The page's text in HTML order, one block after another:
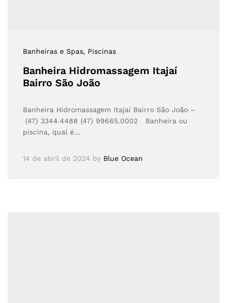
Banheiras e Spas, Piscinas
Banheira Hidromassagem Itajaí
Bairro São João
Banheira Hidromassagem Itajaí Bairro São João –
(47) 3344.4488 (47) 99665.0002 Banheira ou
piscina, qual é…
14 de abril de 2024 by Blue Ocean